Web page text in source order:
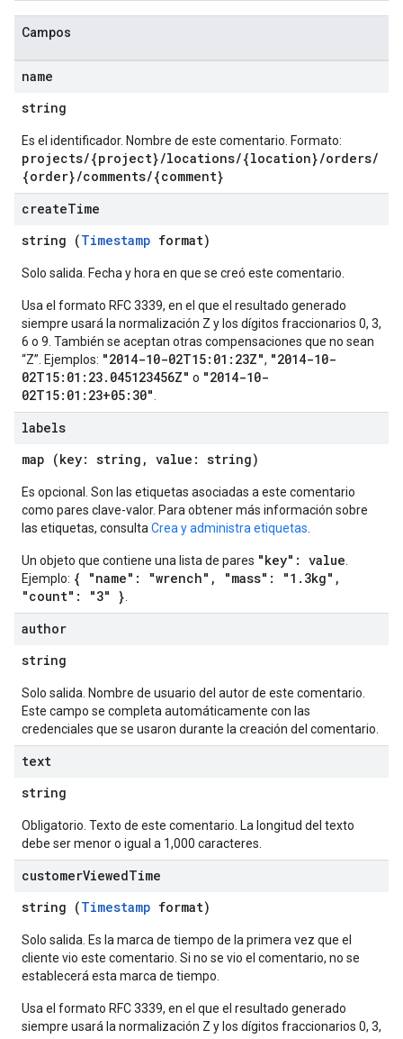
Campos
name
string
Es el identificador. Nombre de este comentario. Formato:
projects/{project}/locations/{location}/orders/
{order}/comments/{comment}
createTime
string (Timestamp format)
Solo salida. Fecha y hora en que se creó este comentario.
Usa el formato RFC 3339, en el que el resultado generado
siempre usará la normalización Z y los dígitos fraccionarios 0, 3,
6 o 9. También se aceptan otras compensaciones que no sean
“Z”. Ejemplos: "2014-10-02T15:01:23Z", "2014-10-
02T15:01:23.045123456Z" o "2014-10-
02T15:01:23+05:30"
labels
map (key: string, value: string)
Es opcional. Son las etiquetas asociadas a este comentario
como pares clave-valor. Para obtener más información sobre
las etiquetas, consulta Crea y administra etiquetas
Un objeto que contiene una lista de pares "key": value
Ejemplo: { "name": "wrench", "mass": "1.3kg",
"count": "3" }
author
string
Solo salida. Nombre de usuario del autor de este comentario.
Este campo se completa automáticamente con las
credenciales que se usaron durante la creación del comentario.
text
string
Obligatorio. Texto de este comentario. La longitud del texto
debe ser menor o igual a 1,000 caracteres.
customerViewedTime
string (Timestamp format)
Solo salida. Es la marca de tiempo de la primera vez que el
cliente vio este comentario. Si no se vio el comentario, no se
establecerá esta marca de tiempo.
Usa el formato RFC 3339, en el que el resultado generado
siempre usará la normalización Z y los dígitos fraccionarios 0, 3,